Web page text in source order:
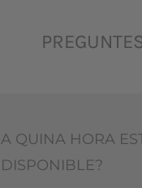
A QUINA HORA
DISPONIBLE?